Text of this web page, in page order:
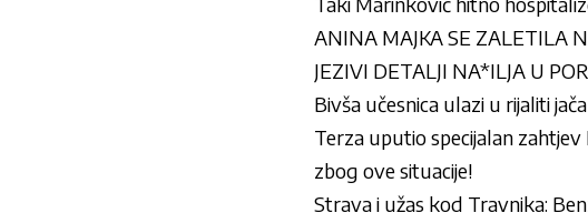
ANINA MAJKA SE ZALETILA
JEZIVI DETALJI NA*ILJA U
Bivša učesnica ulazi u rijaliti
Terza uputio specijalan zahtjev
zbog ove situacije!
Strava i užas kod Travnika: